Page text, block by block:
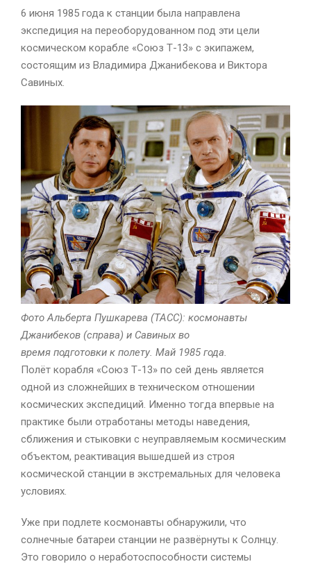
6 июня 1985 года к станции была направлена
экспедиция на переоборудованном под эти цели
космическом корабле «Союз Т-13» с экипажем,
состоящим из Владимира Джанибекова и Виктора
Савиных.
Фото Альберта Пушкарева (ТАСС): космонавты
Джанибеков (справа) и Савиных во
время подготовки к полету. Май 1985 года.
Полёт корабля «Союз Т-13» по сей день является
одной из сложнейших в техническом отношении
космических экспедиций. Именно тогда впервые на
практике были отработаны методы наведения,
сближения и стыковки с неуправляемым космическим
объектом, реактивация вышедшей из строя
космической станции в экстремальных для человека
условиях.
Уже при подлете космонавты обнаружили, что
солнечные батареи станции не развёрнуты к Солнцу.
Это говорило о неработоспособности системы